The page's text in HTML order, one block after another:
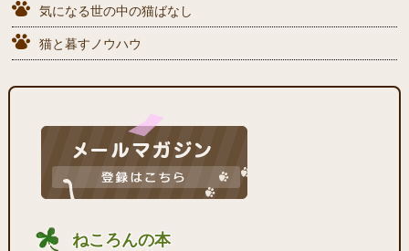
気になる世の中の猫ばなし
猫と暮すノウハウ
ねころんの本